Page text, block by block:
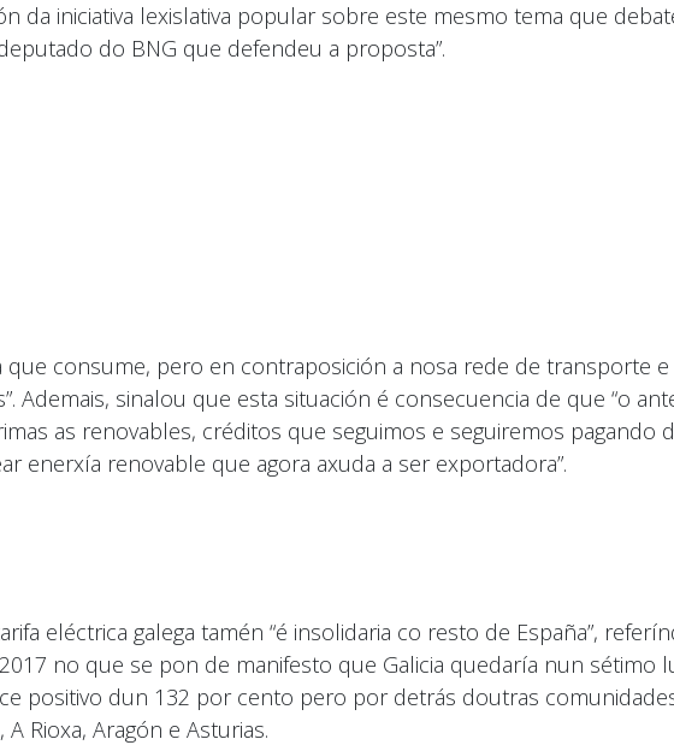
da iniciativa lexislativa popular sobre este mesmo tema que
do BNG que defendeu a proposta”.
que consume, pero en contraposición a nosa rede de transporte
Ademais, sinalou que esta situación é consecuencia de que “o
as renovables, créditos que seguimos e seguiremos pagando
enerxía renovable que agora axuda a ser exportadora”.
eléctrica galega tamén “é insolidaria co resto de España”,
no que se pon de manifesto que Galicia quedaría nun sétimo
positivo dun 132 por cento pero por detrás doutras
Rioxa, Aragón e Asturias.